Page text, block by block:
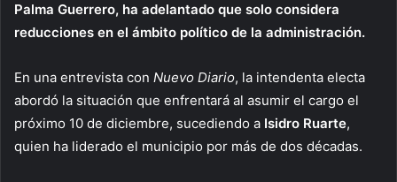
Palma Guerrero, ha adelantado que solo considera
reducciones en el ámbito político de la administración.
En una entrevista con Nuevo Diario, la intendenta electa
abordó la situación que enfrentará al asumir el cargo el
próximo 10 de diciembre, sucediendo a Isidro Ruarte,
quien ha liderado el municipio por más de dos décadas.